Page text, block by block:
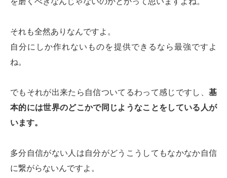
それも全然ありなんですよ。
自分にしか作れないものを提供できるなら最強ですよ
ね。
でもそれが出来たら自信ついてるわって感じですし、 基
本的には世界のどこかで同じようなことをしている人が
います。
多分自信がない人は自分がどうこうしてもなかなか自信
に繋がらないんですよ。